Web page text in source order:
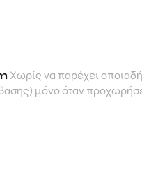
Χωρίς να παρέχει
μόνο όταν